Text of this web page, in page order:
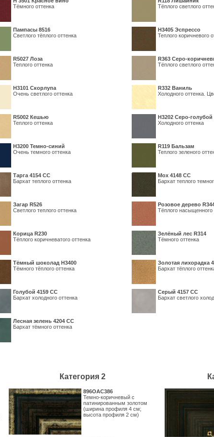
Тёмного оттенка
Тёплого светлого
Пампасы 8516
Светлого тёплого оттенка
Н3405 Эспрессо
Теплого коричневого
R5027 Лоза
Теплого оттенка
R363 Серо-
Тёплого светлого
Н3101 Скорлупа
Очень светлого оттенка
R332 Ваниль
Холодного оттенка.
R5002 Кешью
Теплого оттенка
Н3202 Серо-голубой
Холодного оттенка
Н3200 Темно-синий
Очень темного оттенка
R119 Бальзам
Теплого зеленого
Тарга 4154 СС
Бархат теплого оттенка
Мох 4148 СС
Бархат теплого
Загар R526
Светлого теплого оттенка
Розовое дерево
Тёплого насыщенного
Корица R230
Тёплого коричневатого оттенка
Зелёный лес R314
Тёмного оттенка
Тёмный шоколад H3400
Тёмного тёплого оттенка
Золотая лихорадка
Бархат тёплого
Голубой 4159 СС
Бархат холодного оттенка
Серый 4157 СС
Бархат светлого
Лесная зелень 4204 СС
Бархат тёмного оттенка
Категория 2
896OAC386
Темно-коричневый с
патинированным золотом
(ширина профиля 4 см;
высота профиля 2 см)